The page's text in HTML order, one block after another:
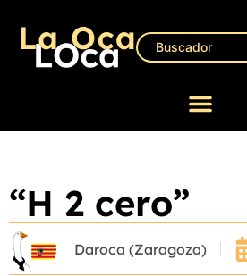
“H 2 cero”
Daroca (Zaragoza)